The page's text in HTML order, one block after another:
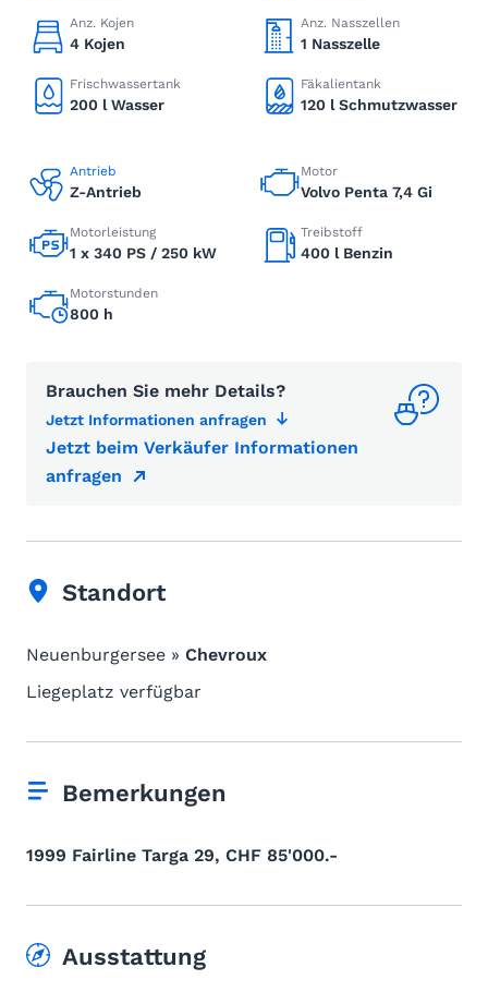
Anz. Kojen
4 Kojen
Anz. Nasszellen
1 Nasszelle
Frischwassertank
200 l Wasser
Fäkalientank
120 l Schmutzwasser
Antrieb
Z-Antrieb
Motor
Volvo Penta 7,4 Gi
Motorleistung
1 x 340 PS / 250 kW
Treibstoff
400 l Benzin
Motorstunden
800 h
Brauchen Sie mehr Details?
Jetzt Informationen anfragen
Jetzt beim Verkäufer Informationen
anfragen
Standort
Neuenburgersee » Chevroux
Liegeplatz verfügbar
Bemerkungen
1999 Fairline Targa 29, CHF 85'000.-
Ausstattung